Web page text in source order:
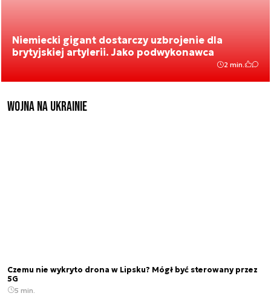
Niemiecki gigant dostarczy uzbrojenie dla
brytyjskiej artylerii. Jako podwykonawca
2 min.
Wojna na Ukrainie
Czemu nie wykryto drona w Lipsku? Mógł być sterowany przez
5G
5 min.